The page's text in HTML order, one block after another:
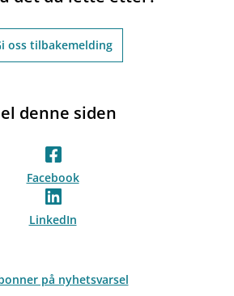
oss tilbakemelding
denne siden
Facebook
LinkedIn
på nyhetsvarsel